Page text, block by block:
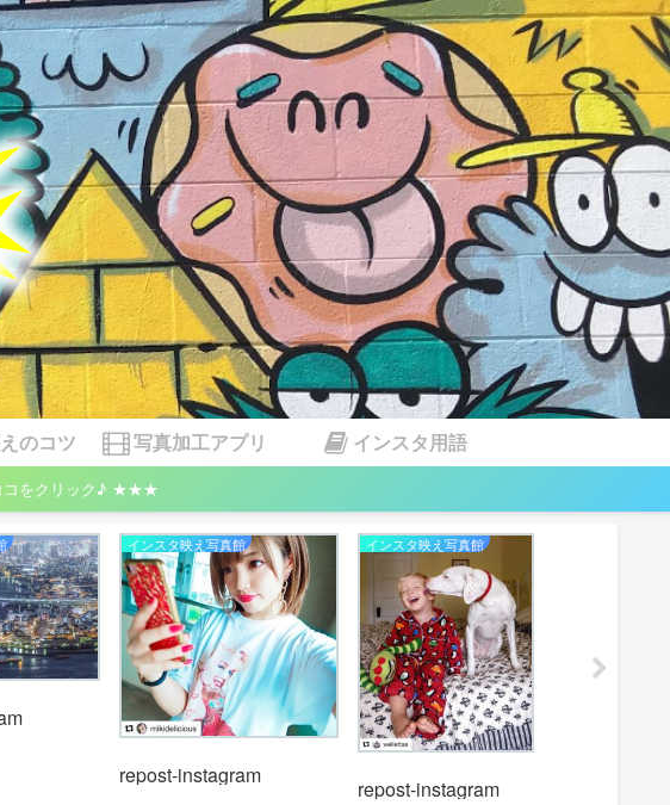
のコツ 写真加工アプリ インスタ用語
コをクリック♪ ★★★
インスタ映え写真館
repost-instagram
インスタ映え写真館
repost-instagram